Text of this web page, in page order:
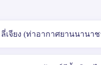
ยง (ท่าอากาศยานนานาชา